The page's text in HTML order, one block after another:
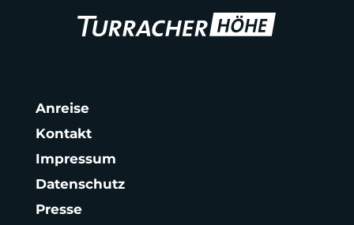
Anreise
Kontakt
Impressum
Datenschutz
Presse